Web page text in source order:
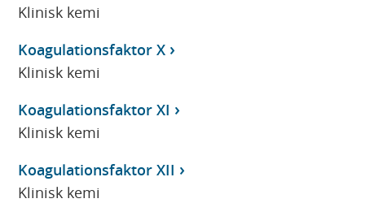
Klinisk kemi
Koagulationsfaktor X
Klinisk kemi
Koagulationsfaktor XI
Klinisk kemi
Koagulationsfaktor XII
Klinisk kemi